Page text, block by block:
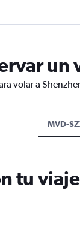
volar a
MVD-
tu viaje